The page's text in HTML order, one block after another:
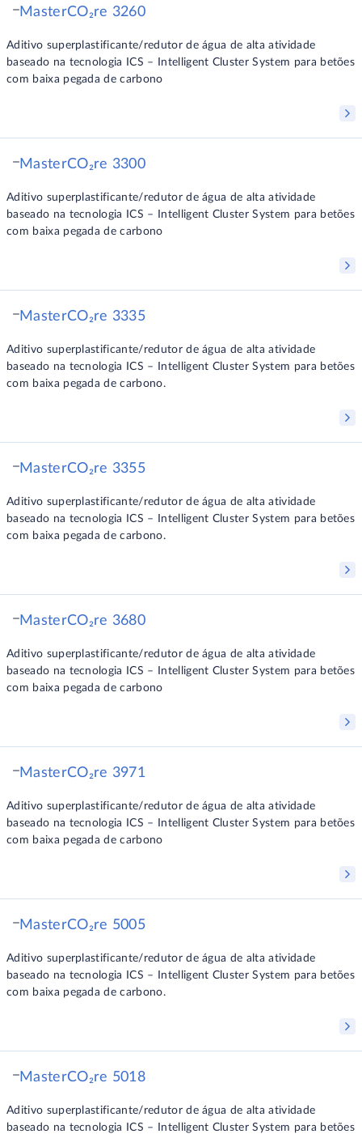
MasterCO₂re 3260
Aditivo superplastificante/redutor de água de alta atividade
baseado na tecnologia ICS – Intelligent Cluster System para betões
com baixa pegada de carbono
MasterCO₂re 3300
Aditivo superplastificante/redutor de água de alta atividade
baseado na tecnologia ICS – Intelligent Cluster System para betões
com baixa pegada de carbono
MasterCO₂re 3335
Aditivo superplastificante/redutor de água de alta atividade
baseado na tecnologia ICS – Intelligent Cluster System para betões
com baixa pegada de carbono.
MasterCO₂re 3355
Aditivo superplastificante/redutor de água de alta atividade
baseado na tecnologia ICS – Intelligent Cluster System para betões
com baixa pegada de carbono.
MasterCO₂re 3680
Aditivo superplastificante/redutor de água de alta atividade
baseado na tecnologia ICS – Intelligent Cluster System para betões
com baixa pegada de carbono
MasterCO₂re 3971
Aditivo superplastificante/redutor de água de alta atividade
baseado na tecnologia ICS – Intelligent Cluster System para betões
com baixa pegada de carbono
MasterCO₂re 5005
Aditivo superplastificante/redutor de água de alta atividade
baseado na tecnologia ICS – Intelligent Cluster System para betões
com baixa pegada de carbono.
MasterCO₂re 5018
Aditivo superplastificante/redutor de água de alta atividade
baseado na tecnologia ICS – Intelligent Cluster System para betões